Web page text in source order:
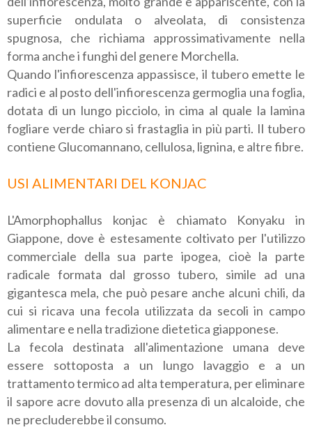
superficie ondulata o alveolata, di consistenza
spugnosa, che richiama approssimativamente nella
forma anche i funghi del genere Morchella.
Quando l'infiorescenza appassisce, il tubero emette le
radici e al posto dell'infiorescenza germoglia una foglia,
dotata di un lungo picciolo, in cima al quale la lamina
fogliare verde chiaro si frastaglia in più parti. Il tubero
contiene Glucomannano, cellulosa, lignina, e altre fibre.
USI ALIMENTARI DEL KONJAC
L'Amorphophallus konjac è chiamato Konyaku in
Giappone, dove è estesamente coltivato per l'utilizzo
commerciale della sua parte ipogea, cioè la parte
radicale formata dal grosso tubero, simile ad una
gigantesca mela, che può pesare anche alcuni chili, da
cui si ricava una fecola utilizzata da secoli in campo
alimentare e nella tradizione dietetica giapponese.
La fecola destinata all'alimentazione umana deve
essere sottoposta a un lungo lavaggio e a un
trattamento termico ad alta temperatura, per eliminare
il sapore acre dovuto alla presenza di un alcaloide, che
ne precluderebbe il consumo.